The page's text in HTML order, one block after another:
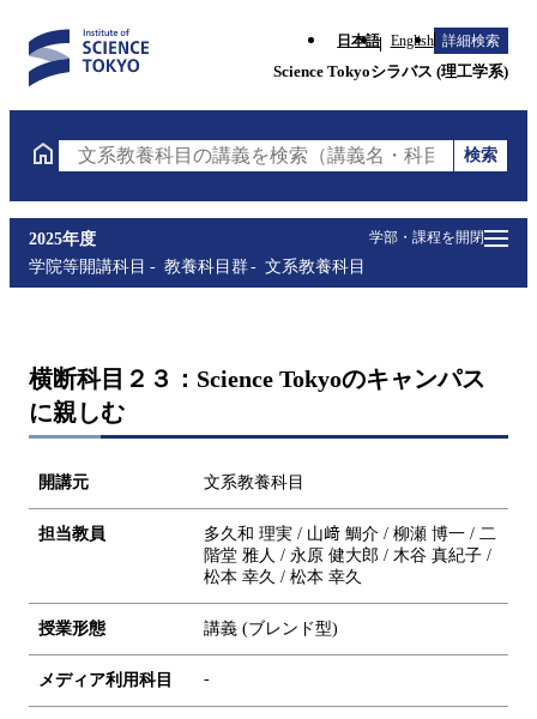
日本語 English 詳細検索
Science Tokyoシラバス (理工学系)
文系教養科目の講義を検索（講義名・科目コード・担
検索
学部・課程を開閉
2025年度
学院等開講科目
教養科目群 文系教養科目
横断科目２３：Science Tokyoのキャンパス
に親しむ
開講元 文系教養科目
担当教員
多久和 理実 / 山﨑 鯛介 / 柳瀬 博一 / 二
階堂 雅人 / 永原 健大郎 / 木谷 真紀子 /
松本 幸久 / 松本 幸久
授業形態 講義 (ブレンド型)
メディア利用科目 -